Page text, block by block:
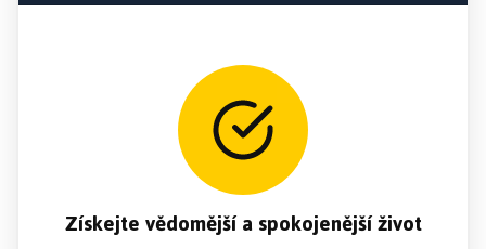
Získejte vědomější a spokojenější život